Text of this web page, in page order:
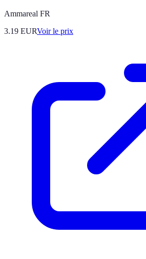
Ammareal FR
3.19 EURVoir le prix